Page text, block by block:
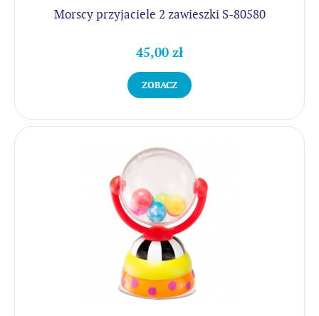
Morscy przyjaciele 2 zawieszki S-80580
45,00 zł
ZOBACZ